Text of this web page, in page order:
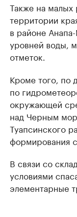
Также на малых
территории
в районе
уровней воды,
отметок.
Кроме того, по
по
окружающей
над Черным
Туапсинского
формирования
В связи со
условиями
элементарные